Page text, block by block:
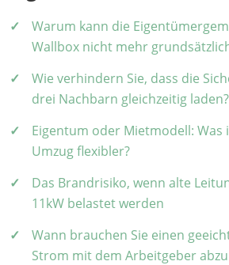
Warum kann die
Wallbox nicht mehr
Wie verhindern Sie, dass die
drei Nachbarn gleichzeitig laden?
Eigentum oder Mietmodell: Was
Umzug flexibler?
Das Brandrisiko, wenn alte
11kW belastet werden
Wann brauchen Sie einen
Strom mit dem Arbeitgeber